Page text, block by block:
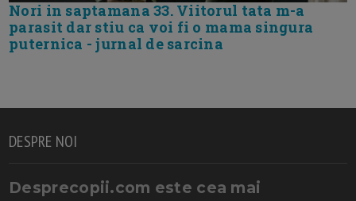
Nori in saptamana 33. Viitorul tata m-a
parasit dar stiu ca voi fi o mama singura
puternica - jurnal de sarcina
DESPRE NOI
Desprecopii.com este cea mai